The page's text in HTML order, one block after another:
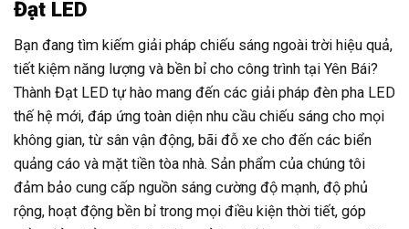
Đạt LED
Bạn đang tìm kiếm giải pháp chiếu sáng ngoài trời hiệu quả,
tiết kiệm năng lượng và bền bỉ cho công trình tại Yên Bái?
Thành Đạt LED tự hào mang đến các giải pháp đèn pha LED
thế hệ mới, đáp ứng toàn diện nhu cầu chiếu sáng cho mọi
không gian, từ sân vận động, bãi đỗ xe cho đến các biển
quảng cáo và mặt tiền tòa nhà. Sản phẩm của chúng tôi
đảm bảo cung cấp nguồn sáng cường độ mạnh, độ phủ
rộng, hoạt động bền bỉ trong mọi điều kiện thời tiết, góp